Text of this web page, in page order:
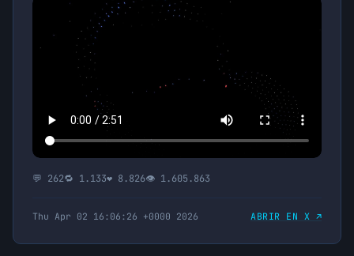
💬 262🔁 1.133❤️ 8.826👁 1.605.863
Thu Apr 02 16:06:26 +0000 2026 ABRIR EN X ↗